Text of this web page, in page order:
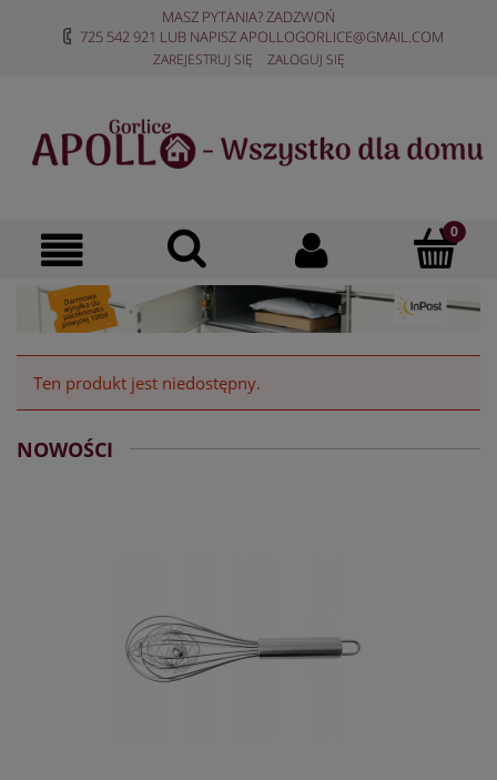
MASZ PYTANIA? ZADZWOŃ
725 542 921 LUB NAPISZAPOLLOGORLICE@GMAIL.COM
ZAREJESTRUJ SIĘ ZALOGUJ SIĘ
Ten produkt jest niedostępny.
NOWOŚCI